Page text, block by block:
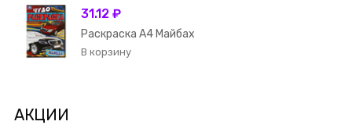
31.12 ₽
Раскраска А4 Майбах
АКЦИИ